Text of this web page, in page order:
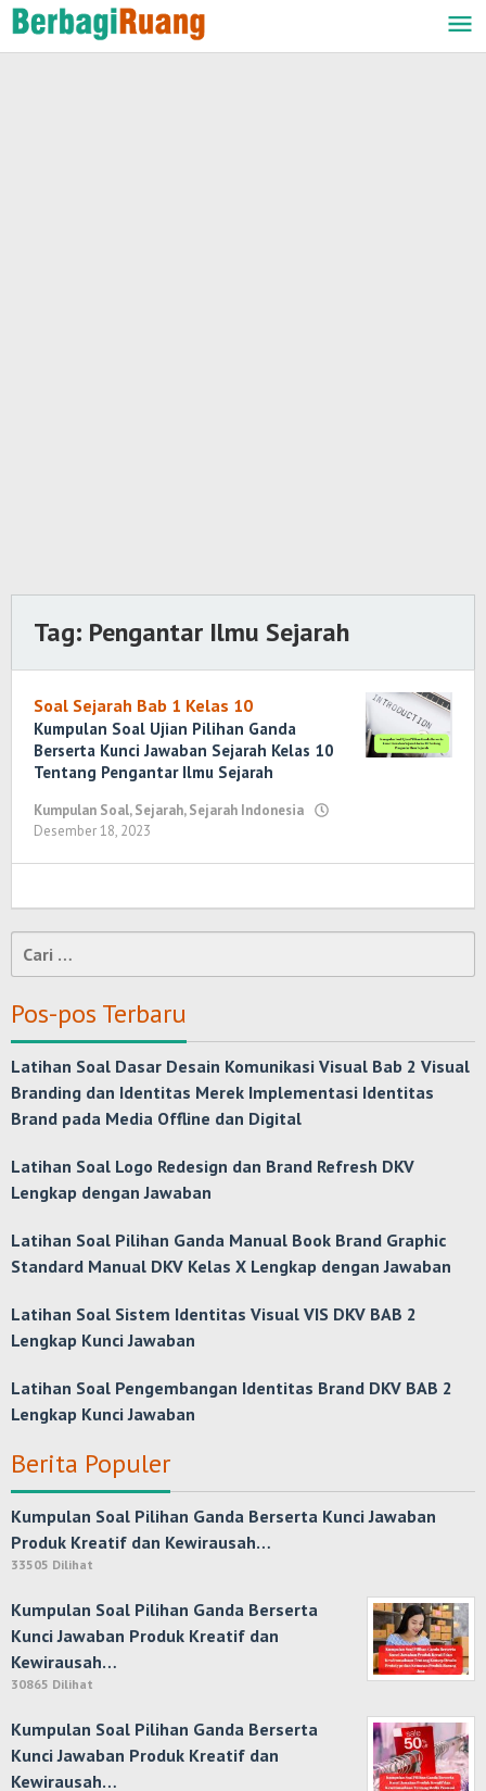
Lewati
ke
Tag: Pengantar Ilmu Sejarah
Soal Sejarah Bab 1 Kelas 10
Kumpulan Soal Ujian Pilihan Ganda
Berserta Kunci Jawaban Sejarah Kelas 10
Tentang Pengantar Ilmu Sejarah
Kumpulan Soal,Sejarah,Sejarah Indonesia
Desember 18, 2023
Cari
untuk:
Pos-pos Terbaru
Latihan Soal Dasar Desain Komunikasi Visual Bab 2 Visual
Branding dan Identitas Merek Implementasi Identitas
Brand pada Media Offline dan Digital
Latihan Soal Logo Redesign dan Brand Refresh DKV
Lengkap dengan Jawaban
Latihan Soal Pilihan Ganda Manual Book Brand Graphic
Standard Manual DKV Kelas X Lengkap dengan Jawaban
Latihan Soal Sistem Identitas Visual VIS DKV BAB 2
Lengkap Kunci Jawaban
Latihan Soal Pengembangan Identitas Brand DKV BAB 2
Lengkap Kunci Jawaban
Berita Populer
Kumpulan Soal Pilihan Ganda Berserta Kunci Jawaban
Produk Kreatif dan Kewirausah…
33505 Dilihat
Kumpulan Soal Pilihan Ganda Berserta
Kunci Jawaban Produk Kreatif dan
Kewirausah…
30865 Dilihat
Kumpulan Soal Pilihan Ganda Berserta
Kunci Jawaban Produk Kreatif dan
Kewirausah…